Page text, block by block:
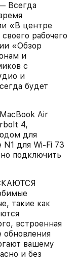
Всегда
«В центре
рабочего
«Обзор
и
с
и
будет
Air
4,
для
для Wi-Fi 73
подключить
такие как
встроенная
обновления
вашему
и без